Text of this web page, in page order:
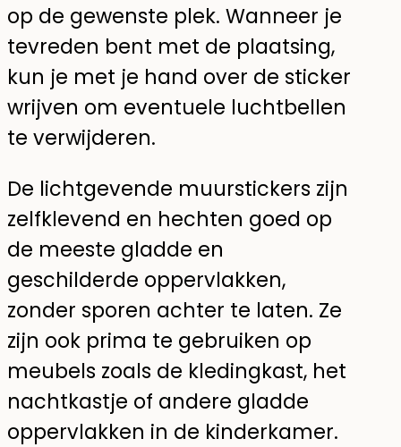
op de gewenste plek. Wanneer je
tevreden bent met de plaatsing,
kun je met je hand over de sticker
wrijven om eventuele luchtbellen
te verwijderen.
De lichtgevende muurstickers zijn
zelfklevend en hechten goed op
de meeste gladde en
geschilderde oppervlakken,
zonder sporen achter te laten. Ze
zijn ook prima te gebruiken op
meubels zoals de kledingkast, het
nachtkastje of andere gladde
oppervlakken in de kinderkamer.